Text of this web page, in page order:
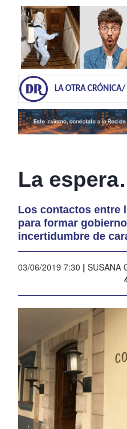
LA OTRA
La
Los contactos entre
para formar
incertidumbre de
03/06/2019 7:30 | SUSANA